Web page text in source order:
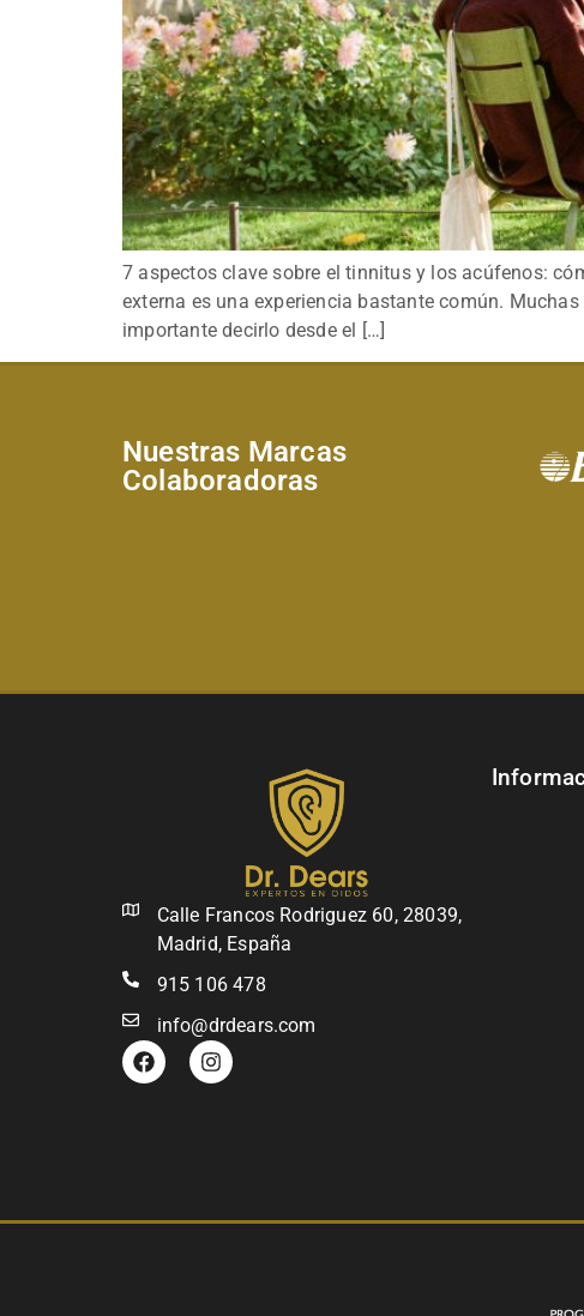
7 aspectos clave sobre el tinnitus y los acúfenos:
externa es una experiencia bastante común.
importante decirlo desde el […]
Nuestras Marcas
Colaboradoras
Calle Francos Rodriguez 60, 28039,
Madrid, España
915 106 478
info@drdears.com